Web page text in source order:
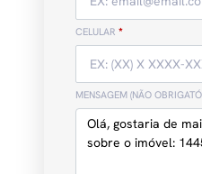
CELULAR *
MENSAGEM (NÃO